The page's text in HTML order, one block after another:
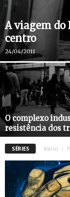
A viagem do
centro
24/04/2011
O complexo
resistência dos
SÉRIES Início